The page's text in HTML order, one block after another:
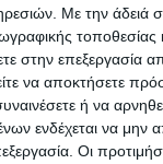
Με την άδειά
τοποθεσίας
στην επεξεργασία
να αποκτήσετε
ή να
ενδέχεται να μην
Οι
ΑΡΘΡΟ
ΤΟ ΚΕΝΤΡΟ